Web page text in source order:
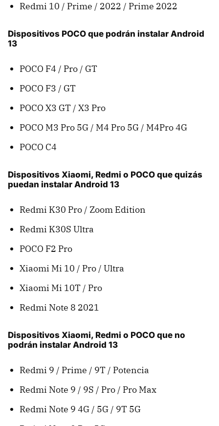
Redmi 10 / Prime / 2022 / Prime 2022
Dispositivos POCO que podrán instalar Android
13
POCO F4 / Pro / GT
POCO F3 / GT
POCO X3 GT / X3 Pro
POCO M3 Pro 5G / M4 Pro 5G / M4Pro 4G
POCO C4
Dispositivos Xiaomi, Redmi o POCO que quizás
puedan instalar Android 13
Redmi K30 Pro / Zoom Edition
Redmi K30S Ultra
POCO F2 Pro
Xiaomi Mi 10 / Pro / Ultra
Xiaomi Mi 10T / Pro
Redmi Note 8 2021
Dispositivos Xiaomi, Redmi o POCO que no
podrán instalar Android 13
Redmi 9 / Prime / 9T / Potencia
Redmi Note 9 / 9S / Pro / Pro Max
Redmi Note 9 4G / 5G / 9T 5G